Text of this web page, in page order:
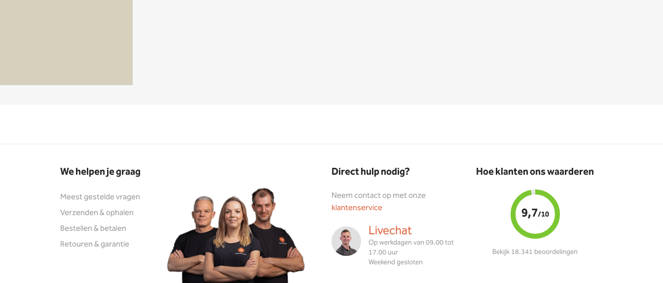
We helpen je graag
Meest gestelde vragen
Verzenden & ophalen
Bestellen & betalen
Retouren & garantie
Direct hulp nodig?
Neem contact op met onze
klantenservice
Livechat
Op werkdagen van 09.00 tot
17.00 uur
Weekend gesloten
Hoe klanten ons waarderen
9,7/10
Bekijk 18.341 beoordelingen